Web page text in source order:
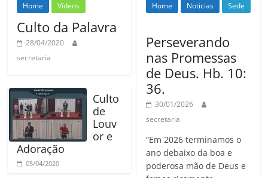
Home Vídeos
Culto da Palavra
28/04/2020
secretaria
Culto
de
Louv
or e
Adoração
05/04/2020
Home Noticias Sede
Perseverando
nas Promessas
de Deus. Hb. 10:
36.
30/01/2026
secretaria
“Em 2026 terminamos o
ano debaixo da boa e
poderosa mão de Deus e